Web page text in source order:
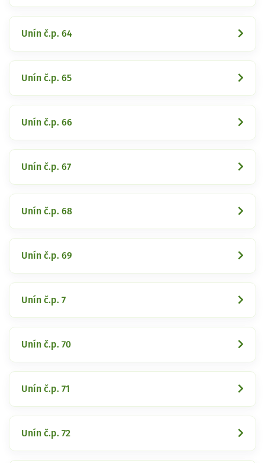
Unín č.p. 64
Unín č.p. 65
Unín č.p. 66
Unín č.p. 67
Unín č.p. 68
Unín č.p. 69
Unín č.p. 7
Unín č.p. 70
Unín č.p. 71
Unín č.p. 72